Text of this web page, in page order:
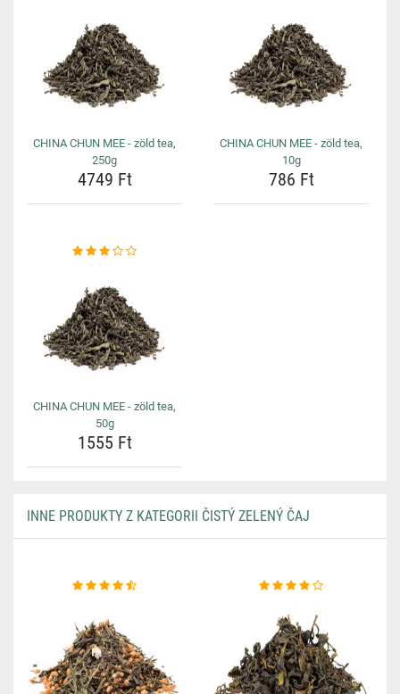
CHINA CHUN MEE - zöld tea,
250g
4749 Ft
CHINA CHUN MEE - zöld tea,
10g
786 Ft
CHINA CHUN MEE - zöld tea,
50g
1555 Ft
INNE PRODUKTY Z KATEGORII ČISTÝ ZELENÝ ČAJ